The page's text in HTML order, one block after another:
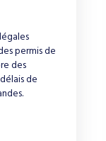
permis de
des
de